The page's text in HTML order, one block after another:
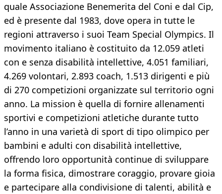
quale Associazione Benemerita del Coni e dal Cip,
ed è presente dal 1983, dove opera in tutte le
regioni attraverso i suoi Team Special Olympics. Il
movimento italiano è costituito da 12.059 atleti
con e senza disabilità intellettive, 4.051 familiari,
4.269 volontari, 2.893 coach, 1.513 dirigenti e più
di 270 competizioni organizzate sul territorio ogni
anno. La mission è quella di fornire allenamenti
sportivi e competizioni atletiche durante tutto
l’anno in una varietà di sport di tipo olimpico per
bambini e adulti con disabilità intellettive,
offrendo loro opportunità continue di sviluppare
la forma fisica, dimostrare coraggio, provare gioia
e partecipare alla condivisione di talenti, abilità e